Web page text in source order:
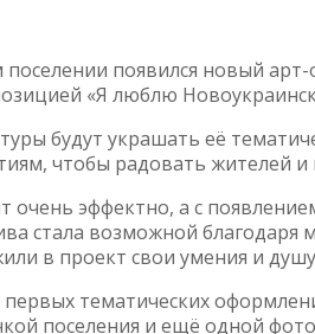
появился новый
«Я люблю
будут украшать её
чтобы радовать жителей и
очень эффектно, а с
стала возможной благодаря
в проект свои умения и
тематических
поселения и ещё одной